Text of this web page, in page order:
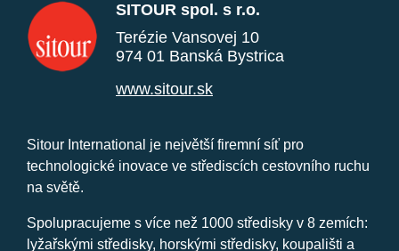
SITOUR spol. s r.o.
Terézie Vansovej 10
974 01 Banská Bystrica
www.sitour.sk
Sitour International je největší firemní síť pro
technologické inovace ve střediscích cestovního ruchu
na světě.
Spolupracujeme s více než 1000 středisky v 8 zemích:
lyžařskými středisky, horskými středisky, koupališti a